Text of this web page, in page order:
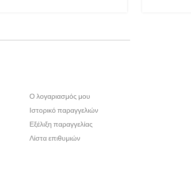
Ο λογαριασμός μου
Ιστορικό παραγγελιών
Εξέλιξη παραγγελίας
Λίστα επιθυμιών